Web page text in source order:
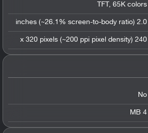
TFT, 65K colors
2.0 inches (~26.1% screen-to-body ratio)
240 x 320 pixels (~200 ppi pixel density)
No
4 MB